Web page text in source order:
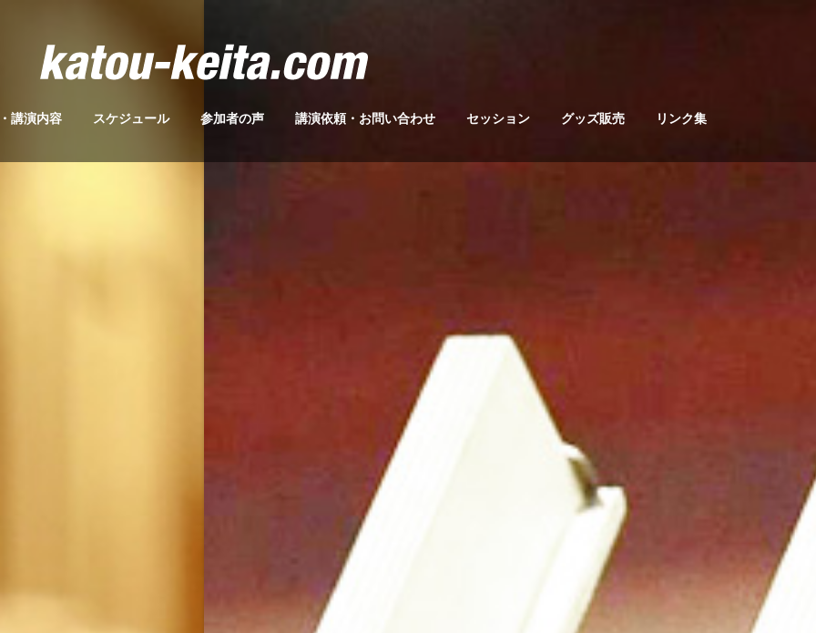
講演内容 スケジュール 参加者の声 講演依頼・お問い合わせ セッション グッズ販売 リンク集